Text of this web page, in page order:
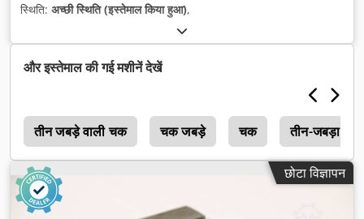
स्थिति: अच्छी स्थिति (इस्तेमाल किया हुआ),
और इस्तेमाल की गई मशीनें देखें
तीन जबड़े वाली चक चक जबड़े चक तीन-जबड़ा चक
छोटा विज्ञापन